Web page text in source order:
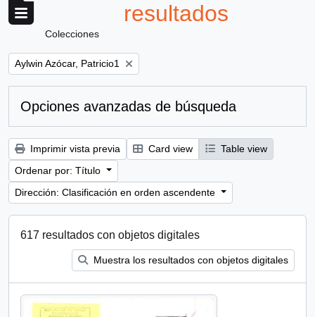
resultados
Colecciones
Remove filter:
Aylwin Azócar, Patricio1
Opciones avanzadas de búsqueda
Imprimir vista previa Card view
Table view
Ordenar por: Título
Dirección: Clasificación en orden ascendente
617 resultados con objetos digitales
Muestra los resultados con objetos digitales